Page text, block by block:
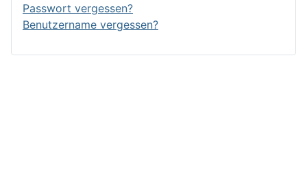
Passwort vergessen?
Benutzername vergessen?